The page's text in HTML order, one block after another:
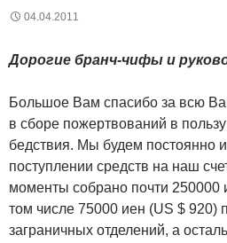
04.04.2011
Дорогие бранч-чифы и
Большое Вам спасибо за всю
в сборе пожертвований в
бедствия. Мы будем постоянно
поступлении средств на наш
моменты собрано почти 250000
том числе 75000 иен (US $ 920)
заграничных отделений, а